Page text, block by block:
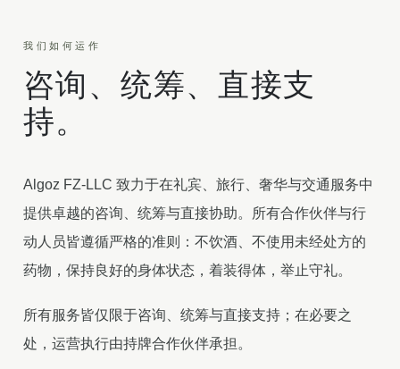
我们如何运作
咨询、统筹、直接支
持。
Algoz FZ-LLC 致力于在礼宾、旅行、奢华与交通服务中
提供卓越的咨询、统筹与直接协助。所有合作伙伴与行
动人员皆遵循严格的准则：不饮酒、不使用未经处方的
药物，保持良好的身体状态，着装得体，举止守礼。
所有服务皆仅限于咨询、统筹与直接支持；在必要之
处，运营执行由持牌合作伙伴承担。